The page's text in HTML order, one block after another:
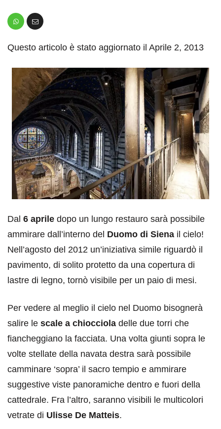
Questo articolo è stato aggiornato il Aprile 2, 2013
Dal 6 aprile dopo un lungo restauro sarà possibile
ammirare dall’interno del Duomo di Siena il cielo!
Nell’agosto del 2012 un’iniziativa simile riguardò il
pavimento, di solito protetto da una copertura di
lastre di legno, tornò visibile per un paio di mesi.
Per vedere al meglio il cielo nel Duomo bisognerà
salire le scale a chiocciola delle due torri che
fiancheggiano la facciata. Una volta giunti sopra le
volte stellate della navata destra sarà possibile
camminare ‘sopra’ il sacro tempio e ammirare
suggestive viste panoramiche dentro e fuori della
cattedrale. Fra l’altro, saranno visibili le multicolori
vetrate di Ulisse De Matteis.